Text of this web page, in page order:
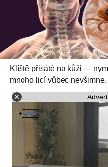
Klíště přisáté na kůži —
mnoho lidí vůbec nevšimne.